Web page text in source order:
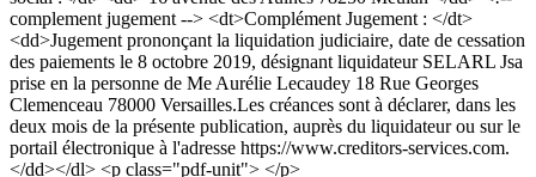
complement jugement --> <dt>Complément Jugement : </dt>
<dd>Jugement prononçant la liquidation judiciaire, date de cessation
des paiements le 8 octobre 2019, désignant liquidateur SELARL Jsa
prise en la personne de Me Aurélie Lecaudey 18 Rue Georges
Clemenceau 78000 Versailles.Les créances sont à déclarer, dans les
deux mois de la présente publication, auprès du liquidateur ou sur le
portail électronique à l'adresse https://www.creditors-services.com.
</dd></dl> <p class="pdf-unit"> </p>